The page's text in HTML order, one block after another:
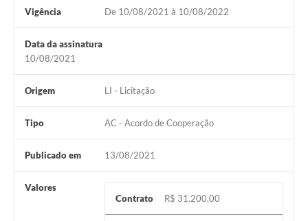
Vigência De 10/08/2021 à 10/08/2022
Data da assinatura
10/08/2021
Origem LI - Licitação
Tipo AC - Acordo de Cooperação
Publicado em 13/08/2021
Valores
Contrato
R$ 31.200,00